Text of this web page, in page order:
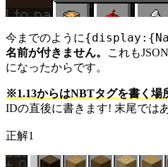
今までのように
名前が付きません。
これも
になったからです。
※1.13からはNBTタグを書く場
IDの直後に書きます! 末尾では
正解1